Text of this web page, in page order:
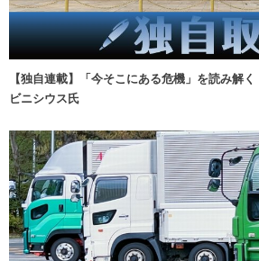
【独自連載】「今そこにある危機」を読み解
ビニシウス氏